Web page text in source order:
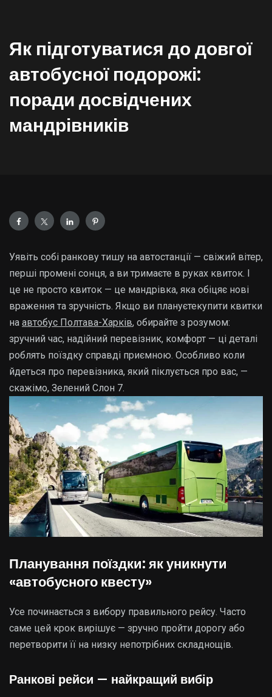
Як підготуватися до довгої
автобусної подорожі:
поради досвідчених
мандрівників
Уявіть собі ранкову тишу на автостанції — свіжий вітер,
перші промені сонця, а ви тримаєте в руках квиток. І
це не просто квиток — це мандрівка, яка обіцяє нові
враження та зручність. Якщо ви плануєтекупити квитки
на автобус Полтава-Харків, обирайте з розумом:
зручний час, надійний перевізник, комфорт — ці деталі
роблять поїздку справді приємною. Особливо коли
йдеться про перевізника, який піклується про вас, —
скажімо, Зелений Слон 7.
Планування поїздки: як уникнути
«автобусного квесту»
Усе починається з вибору правильного рейсу. Часто
саме цей крок вирішує — зручно пройти дорогу або
перетворити її на низку непотрібних складнощів.
Ранкові рейси — найкращий вибір